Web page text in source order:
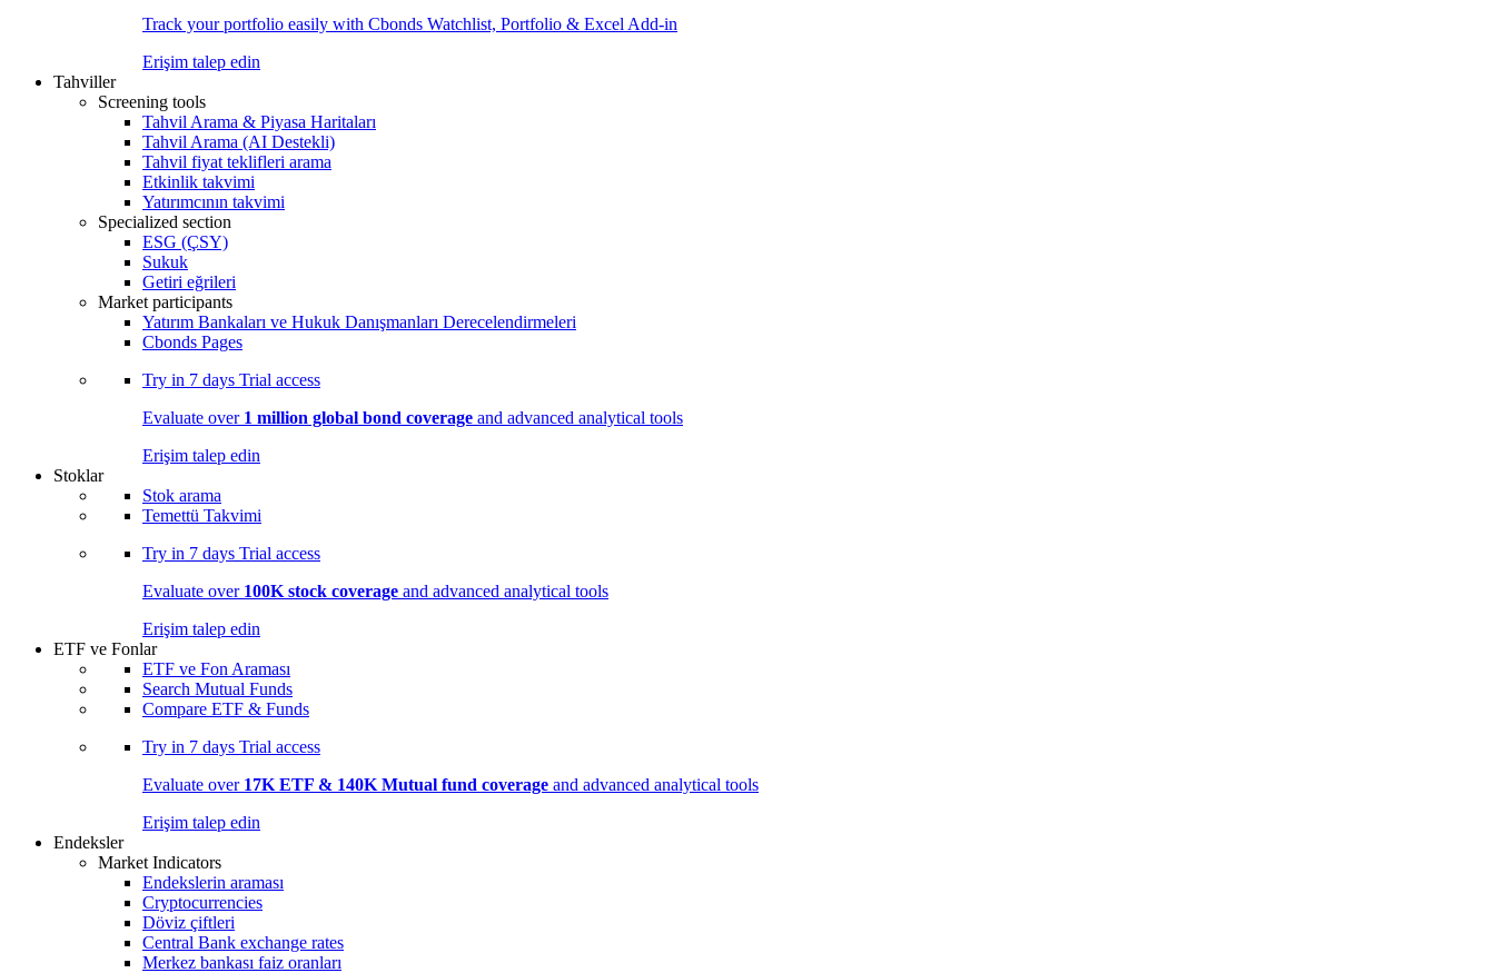
Track your portfolio easily with Cbonds Watchlist, Portfolio & Excel Add-in
Erişim talep edin
Tahviller
Screening tools
Tahvil Arama & Piyasa Haritaları
Tahvil Arama (AI Destekli)
Tahvil fiyat teklifleri arama
Etkinlik takvimi
Yatırımcının takvimi
Specialized section
ESG (ÇSY)
Sukuk
Getiri eğrileri
Market participants
Yatırım Bankaları ve Hukuk Danışmanları Derecelendirmeleri
Cbonds Pages
Try in 7 days Trial access
Evaluate over 1 million global bond coverage and advanced analytical tools
Erişim talep edin
Stoklar
Stok arama
Temettü Takvimi
Try in 7 days Trial access
Evaluate over 100K stock coverage and advanced analytical tools
Erişim talep edin
ETF ve Fonlar
ETF ve Fon Araması
Search Mutual Funds
Compare ETF & Funds
Try in 7 days Trial access
Evaluate over 17K ETF & 140K Mutual fund coverage and advanced analytical tools
Erişim talep edin
Endeksler
Market Indicators
Endekslerin araması
Cryptocurrencies
Döviz çiftleri
Central Bank exchange rates
Merkez bankası faiz oranları